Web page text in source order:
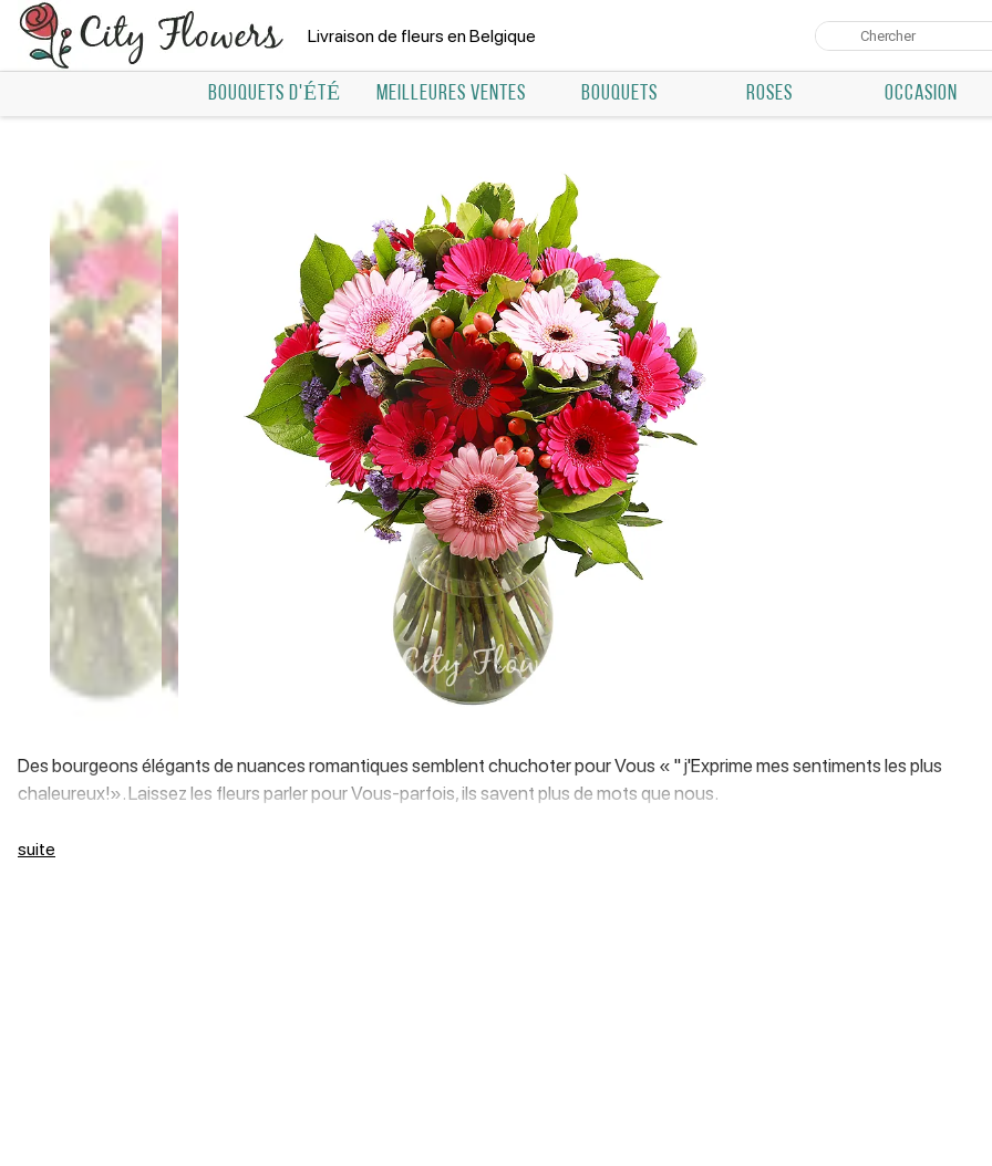
Livraison de fleurs en Belgique
BOUQUETS D'ÉTÉ MEILLEURES VENTES BOUQUETS ROSES OCCASION
Des bourgeons élégants de nuances romantiques semblent chuchoter pour Vous « " j'Exprime mes sentiments les plus
chaleureux!». Laissez les fleurs parler pour Vous-parfois, ils savent plus de mots que nous.
suite